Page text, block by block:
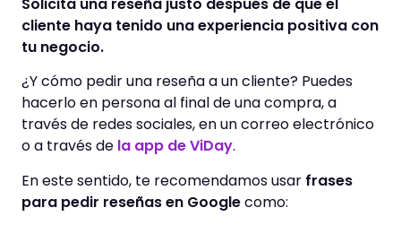
cliente haya tenido una experiencia positiva con
tu negocio.
¿Y cómo pedir una reseña a un cliente? Puedes
hacerlo en persona al final de una compra, a
través de redes sociales, en un correo electrónico
o a través de la app de ViDay.
En este sentido, te recomendamos usar frases
para pedir reseñas en Googlecomo: